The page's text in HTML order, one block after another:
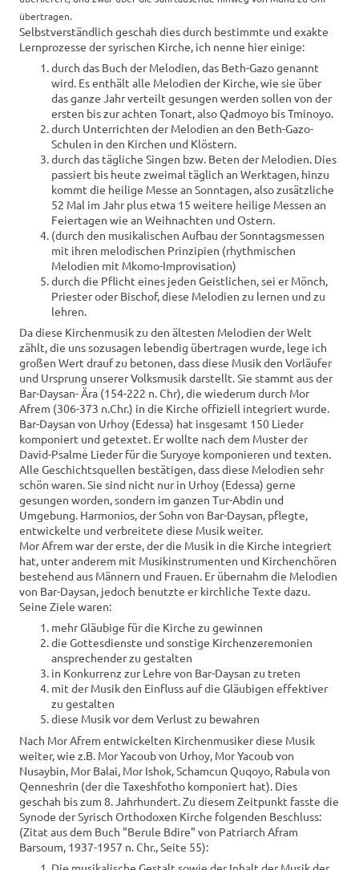
übertragen.
Selbstverständlich geschah dies durch bestimmte und exakte
Lernprozesse der syrischen Kirche, ich nenne hier einige:
durch das Buch der Melodien, das Beth-Gazo genannt
wird. Es enthält alle Melodien der Kirche, wie sie über
das ganze Jahr verteilt gesungen werden sollen von der
ersten bis zur achten Tonart, also Qadmoyo bis Tminoyo.
durch Unterrichten der Melodien an den Beth-Gazo-
Schulen in den Kirchen und Klöstern.
durch das tägliche Singen bzw. Beten der Melodien. Dies
passiert bis heute zweimal täglich an Werktagen, hinzu
kommt die heilige Messe an Sonntagen, also zusätzliche
52 Mal im Jahr plus etwa 15 weitere heilige Messen an
Feiertagen wie an Weihnachten und Ostern.
(durch den musikalischen Aufbau der Sonntagsmessen
mit ihren melodischen Prinzipien (rhythmischen
Melodien mit Mkomo-Improvisation)
durch die Pflicht eines jeden Geistlichen, sei er Mönch,
Priester oder Bischof, diese Melodien zu lernen und zu
lehren.
Da diese Kirchenmusik zu den ältesten Melodien der Welt
zählt, die uns sozusagen lebendig übertragen wurde, lege ich
großen Wert drauf zu betonen, dass diese Musik den Vorläufer
und Ursprung unserer Volksmusik darstellt. Sie stammt aus der
Bar-Daysan- Ära (154-222 n. Chr), die wiederum durch Mor
Afrem (306-373 n.Chr.) in die Kirche offiziell integriert wurde.
Bar-Daysan von Urhoy (Edessa) hat insgesamt 150 Lieder
komponiert und getextet. Er wollte nach dem Muster der
David-Psalme Lieder für die Suryoye komponieren und texten.
Alle Geschichtsquellen bestätigen, dass diese Melodien sehr
schön waren. Sie sind nicht nur in Urhoy (Edessa) gerne
gesungen worden, sondern im ganzen Tur-Abdin und
Umgebung. Harmonios, der Sohn von Bar-Daysan, pflegte,
entwickelte und verbreitete diese Musik weiter.
Mor Afrem war der erste, der die Musik in die Kirche integriert
hat, unter anderem mit Musikinstrumenten und Kirchenchören
bestehend aus Männern und Frauen. Er übernahm die Melodien
von Bar-Daysan, jedoch benutzte er kirchliche Texte dazu.
Seine Ziele waren:
mehr Gläubige für die Kirche zu gewinnen
die Gottesdienste und sonstige Kirchenzeremonien
ansprechender zu gestalten
in Konkurrenz zur Lehre von Bar-Daysan zu treten
mit der Musik den Einfluss auf die Gläubigen effektiver
zu gestalten
diese Musik vor dem Verlust zu bewahren
Nach Mor Afrem entwickelten Kirchenmusiker diese Musik
weiter, wie z.B. Mor Yacoub von Urhoy, Mor Yacoub von
Nusaybin, Mor Balai, Mor Ishok, Schamcun Quqoyo, Rabula von
Qenneshrin (der die Taxeshfotho komponiert hat). Dies
geschah bis zum 8. Jahrhundert. Zu diesem Zeitpunkt fasste die
Synode der Syrisch Orthodoxen Kirche folgenden Beschluss:
(Zitat aus dem Buch "Berule Bdire" von Patriarch Afram
Barsoum, 1937-1957 n. Chr., Seite 55):